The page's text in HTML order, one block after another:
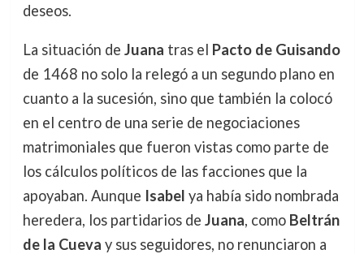
deseos.
La situación de Juana tras el Pacto de Guisando
de 1468 no solo la relegó a un segundo plano en
cuanto a la sucesión, sino que también la colocó
en el centro de una serie de negociaciones
matrimoniales que fueron vistas como parte de
los cálculos políticos de las facciones que la
apoyaban. Aunque Isabel ya había sido nombrada
heredera, los partidarios de Juana, como Beltrán
de la Cueva y sus seguidores, no renunciaron a